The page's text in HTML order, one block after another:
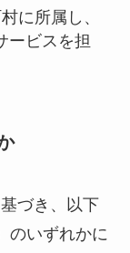
に所属し、
ービスを担
づき、以下
のいずれかに